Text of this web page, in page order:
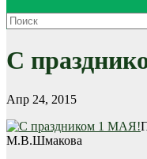
С
Апр 24, 2015
М.В.Шмакова